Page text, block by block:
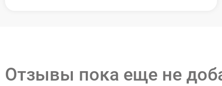
Отзывы пока еще не